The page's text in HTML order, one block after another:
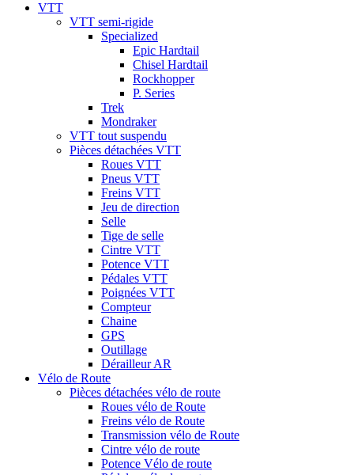
VTT
VTT semi-rigide
Specialized
Epic Hardtail
Chisel Hardtail
Rockhopper
P. Series
Trek
Mondraker
VTT tout suspendu
Pièces détachées VTT
Roues VTT
Pneus VTT
Freins VTT
Jeu de direction
Selle
Tige de selle
Cintre VTT
Potence VTT
Pédales VTT
Poignées VTT
Compteur
Chaine
GPS
Outillage
Dérailleur AR
Vélo de Route
Pièces détachées vélo de route
Roues vélo de Route
Freins vélo de Route
Transmission vélo de Route
Cintre vélo de route
Potence Vélo de route